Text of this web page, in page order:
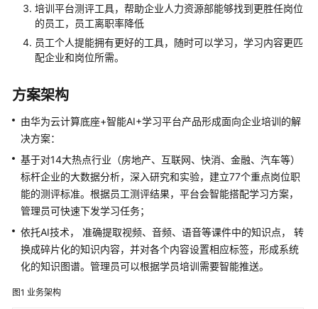
和
成
本
规
实
施
步
附
录-
常
见
问
题
修
培训平台测评工具，帮助企业人力资源部能够找到更胜任岗位
的员工，员工离职率降低
员工个人提能拥有更好的工具，随时可以学习，学习内容更匹
配企业和岗位所需。
方案架构
由华为云计算底座+智能AI+学习平台产品形成面向企业培训的解
决方案：
基于对14大热点行业（房地产、互联网、快消、金融、汽车等）
标杆企业的大数据分析，深入研究和实验，建立77个重点岗位职
能的测评标准。根据员工测评结果，平台会智能搭配学习方案，
管理员可快速下发学习任务；
依托AI技术， 准确提取视频、音频、语音等课件中的知识点， 转
换成碎片化的知识内容，并对各个内容设置相应标签，形成系统
化的知识图谱。管理员可以根据学员培训需要智能推送。
图1 业务架构